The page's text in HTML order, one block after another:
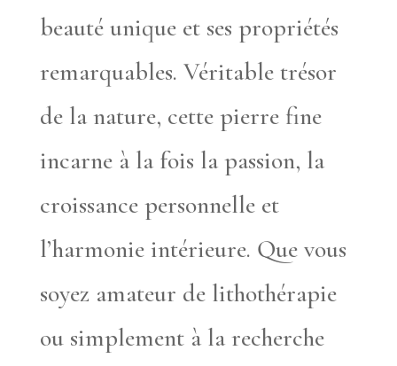
beauté unique et ses propriétés
remarquables. Véritable trésor
de la nature, cette pierre fine
incarne à la fois la passion, la
croissance personnelle et
l’harmonie intérieure. Que vous
soyez amateur de lithothérapie
ou simplement à la recherche